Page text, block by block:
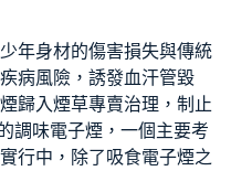
年身材的傷害損失與傳統
病風險，誘發血汗管毀
歸入煙草專賣治理，制止
調味電子煙，一個主要考
行中，除了吸食電子煙之